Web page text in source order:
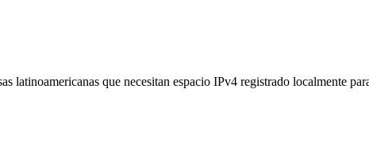
latinoamericanas que necesitan espacio IPv4 registrado localmente